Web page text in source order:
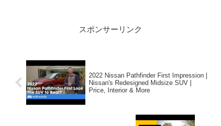
スポンサーリンク
2022 Nissan Pathfinder First Impression |
Nissan's Redesigned Midsize SUV |
Price, Interior & More